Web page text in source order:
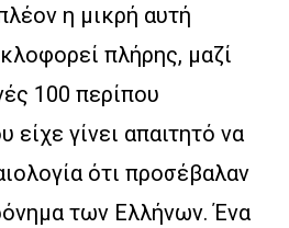
η μικρή αυτή
πλήρης, μαζί
100 περίπου
γίνει απαιτητό να
ότι προσέβαλαν
των Ελλήνων. Ένα